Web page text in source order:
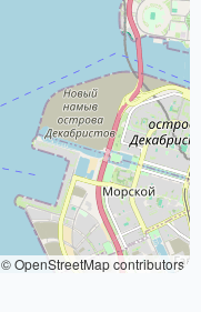
© OpenStreetMap contributors